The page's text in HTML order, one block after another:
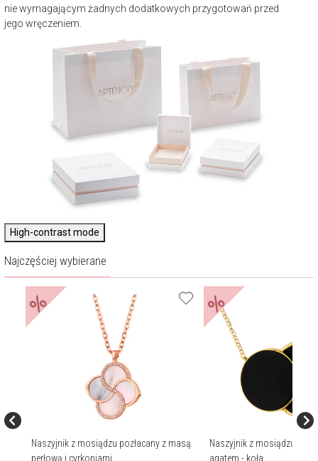
nie wymagającym żadnych dodatkowych przygotowań przed
jego wręczeniem.
High-contrast mode
Najczęściej wybierane
%
Naszyjnik z mosiądzu pozłacany z masą
perłową i cyrkoniami
%
Naszyjnik z mosiądzu
agatem - koła